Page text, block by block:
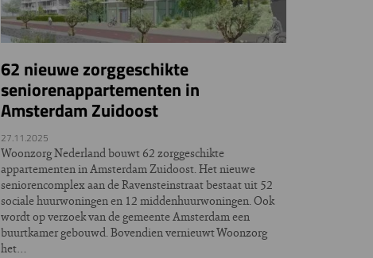
62 nieuwe zorggeschikte
seniorenappartementen in
Amsterdam Zuidoost
27.11.2025
Woonzorg Nederland bouwt 62 zorggeschikte
appartementen in Amsterdam Zuidoost. Het nieuwe
seniorencomplex aan de Ravensteinstraat bestaat uit 52
sociale huurwoningen en 12 middenhuurwoningen. Ook
wordt op verzoek van de gemeente Amsterdam een
buurtkamer gebouwd. Bovendien vernieuwt Woonzorg
het…